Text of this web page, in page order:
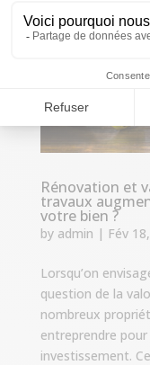
Rénovation et
travaux
votre bien ?
by admin | Fév
Lorsqu’on
question de la
nombreux
entreprendre
investissement.